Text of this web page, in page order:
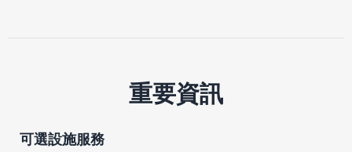
重要資訊
可選設施服務